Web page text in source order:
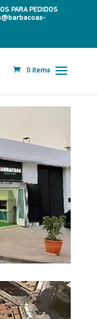
PARA PEDIDOS
0 items